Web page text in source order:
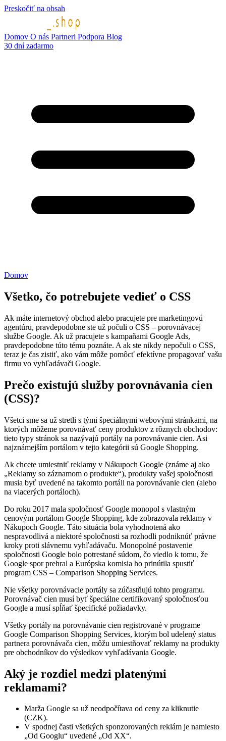
Preskočiť na obsah
Domov O nás Partneri Podpora Blog
30 dní zadarmo
Domov
Všetko, čo potrebujete vedieť o CSS
Ak máte internetový obchod alebo pracujete pre marketingovú
agentúru, pravdepodobne ste už počuli o CSS – porovnávacej
službe Google. Ak už pracujete s kampaňami Google Ads,
pravdepodobne túto tému poznáte. A ak ste nikdy nepočuli o CSS,
teraz je čas zistiť, ako vám môže pomôcť efektívne propagovať vašu
firmu vo vyhľadávači Google.
Prečo existujú služby porovnávania cien
(CSS)?
Všetci sme sa už stretli s tými špeciálnymi webovými stránkami, na
ktorých môžeme porovnávať ceny produktov z rôznych obchodov:
tieto typy stránok sa nazývajú portály na porovnávanie cien. Asi
najznámejším portálom v tejto kategórii sú Google Shopping.
Ak chcete umiestniť reklamy v Nákupoch Google (známe aj ako
„Reklamy so záznamom o produkte“), produkty vašej spoločnosti
musia byť uvedené na takomto portáli na porovnávanie cien (alebo
na viacerých portáloch).
Do roku 2017 mala spoločnosť Google monopol s vlastným
cenovým portálom Google Shopping, kde zobrazovala reklamy v
Nákupoch Google. Táto situácia bola vyhodnotená ako
nespravodlivá a niektoré spoločnosti sa rozhodli podniknúť právne
kroky proti slávnemu vyhľadávaču. Monopolné postavenie
spoločnosti Google bolo potrestané súdom, čo viedlo k tomu, že
Google spor prehral a Európska komisia ho prinútila spustiť
program CSS – Comparison Shopping Services.
Nie všetky porovnávacie portály sa zúčastňujú tohto programu.
Porovnávač cien musí byť špeciálne certifikovaný spoločnosťou
Google a musí spĺňať špecifické požiadavky.
Všetky portály na porovnávanie cien registrované v programe
Google Comparison Shopping Services, ktorým bol udelený status
partnera porovnávača cien, môžu umiestňovať reklamy na produkty
pre obchodníkov do výsledkov vyhľadávania Google.
Aký je rozdiel medzi platenými
reklamami?
Marža Google sa už neodpočítava od ceny za kliknutie
(CZK).
V spodnej časti všetkých sponzorovaných reklám je namiesto
„Od Googlu“ uvedené „Od XX“.